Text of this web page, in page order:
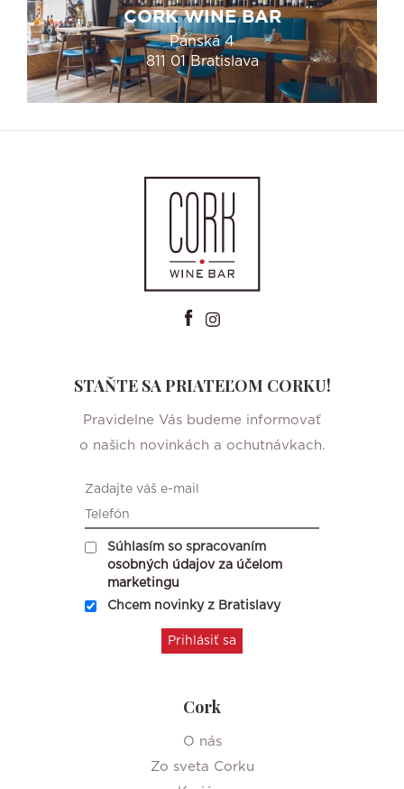
CORK WINE BAR
Panská 4
811 01 Bratislava
STAŇTE SA PRIATEĽOM CORKU!
Pravidelne Vás budeme informovať
o našich novinkách a ochutnávkach.
Súhlasím so spracovaním
osobných údajov za účelom
marketingu
Chcem novinky z Bratislavy
Cork
O nás
Zo sveta Corku